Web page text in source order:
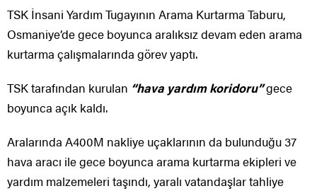
TSK İnsani Yardım Tugayının Arama Kurtarma Taburu,
Osmaniye’de gece boyunca aralıksız devam eden arama
kurtarma çalışmalarında görev yaptı.
TSK tarafından kurulan “hava yardım koridoru”gece
boyunca açık kaldı.
Aralarında A400M nakliye uçaklarının da bulunduğu 37
hava aracı ile gece boyunca arama kurtarma ekipleri ve
yardım malzemeleri taşındı, yaralı vatandaşlar tahliye